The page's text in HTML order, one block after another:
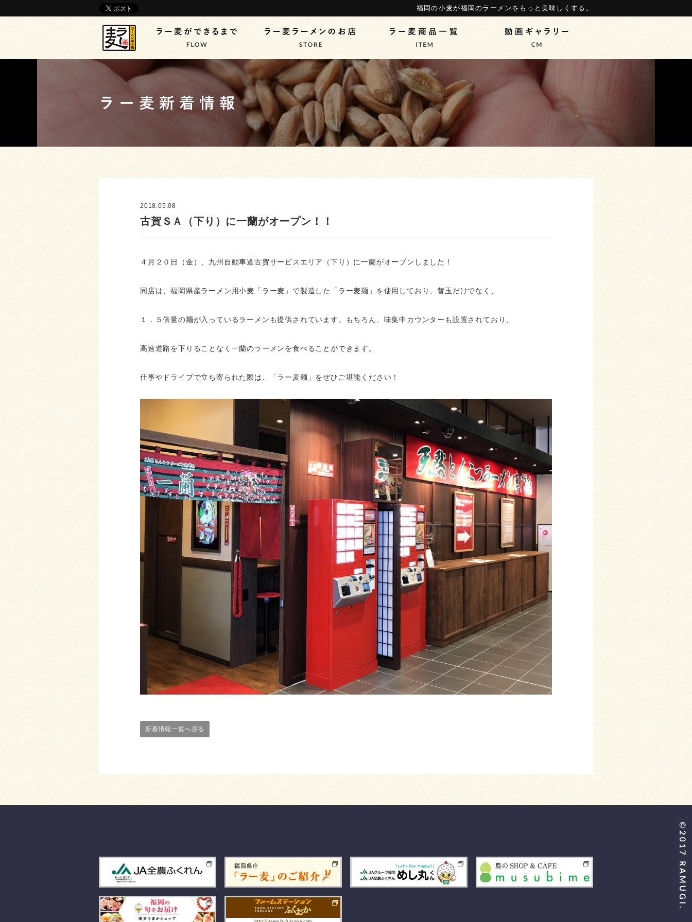
福岡の小麦が福岡のラーメンをもっと美味しくする。
2018.05.08
古賀ＳＡ（下り）に一蘭がオープン！！
４月２０日（金）、九州自動車道古賀サービスエリア（下り）に一蘭がオープンしました！
同店は、福岡県産ラーメン用小麦「ラー麦」で製造した「ラー麦麺」を使用しており、替玉だけでなく、
１．５倍量の麺が入っているラーメンも提供されています。もちろん、味集中カウンターも設置されており、
高速道路を下りることなく一蘭のラーメンを食べることができます。
仕事やドライブで立ち寄られた際は、「ラー麦麺」をぜひご堪能ください！
新着情報一覧へ戻る